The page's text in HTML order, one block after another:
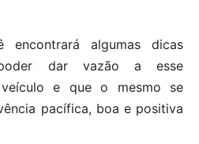
algumas dicas
poder dar vazão a esse
e que o mesmo se
pacífica, boa e positiva